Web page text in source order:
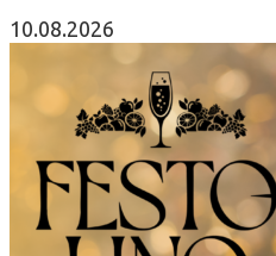
10.08.2026